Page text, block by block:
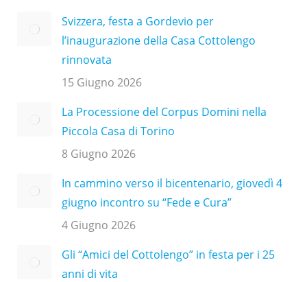
Svizzera, festa a Gordevio per
l’inaugurazione della Casa Cottolengo
rinnovata
15 Giugno 2026
La Processione del Corpus Domini nella
Piccola Casa di Torino
8 Giugno 2026
In cammino verso il bicentenario, giovedì 4
giugno incontro su “Fede e Cura”
4 Giugno 2026
Gli “Amici del Cottolengo” in festa per i 25
anni di vita